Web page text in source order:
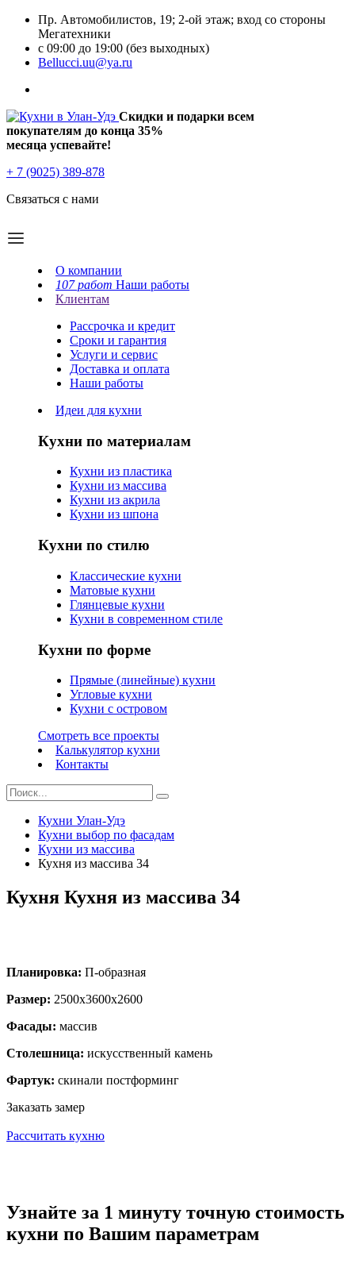
Пр. Автомобилистов, 19; 2-ой этаж; вход со стороны
Мегатехники
с 09:00 до 19:00 (без выходных)
Bellucci.uu@ya.ru
Скидки и подарки всем
покупателям до конца 35%
месяца успевайте!
+ 7 (9025) 389-878
Связаться с нами
О компании
107 работ Наши работы
Клиентам
Рассрочка и кредит
Сроки и гарантия
Услуги и сервис
Доставка и оплата
Наши работы
Идеи для кухни
Кухни по материалам
Кухни из пластика
Кухни из массива
Кухни из акрила
Кухни из шпона
Кухни по стилю
Классические кухни
Матовые кухни
Глянцевые кухни
Кухни в современном стиле
Кухни по форме
Прямые (линейные) кухни
Угловые кухни
Кухни с островом
Смотреть все проекты
Калькулятор кухни
Контакты
Кухни Улан-Удэ
Кухни выбор по фасадам
Кухни из массива
Кухня из массива 34
Кухня Кухня из массива 34
Планировка: П-образная
Размер: 2500х3600х2600
Фасады: массив
Столешница: искусственный камень
Фартук: скинали постформинг
Заказать замер
Рассчитать кухню
Узнайте за 1 минуту точную стоимость
кухни по Вашим параметрам